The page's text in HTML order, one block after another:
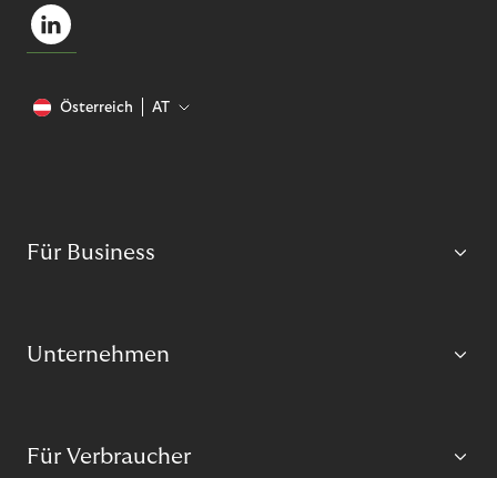
Österreich AT
Für Business
Unternehmen
Für Verbraucher